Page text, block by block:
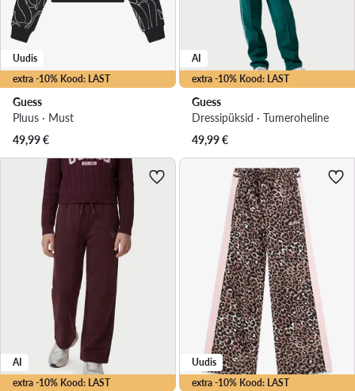
extra -10% Kood: LAST
Uudis
Guess
Pluus · Must
49,99€
extra -10% Kood: LAST
AI
Guess
Dressipüksid · Tumeroheline
49,99€
extra -10% Kood: LAST
AI
extra -10% Kood: LAST
Uudis